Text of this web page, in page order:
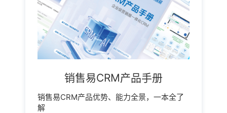
销售易CRM产品手册
销售易CRM产品优势、能力全景，一本全了
解